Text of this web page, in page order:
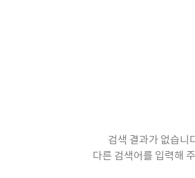
검색 결과가 없습니
다른 검색어를 입력해